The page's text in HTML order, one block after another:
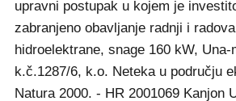
upravni postupak u kojem je
zabranjeno obavljanje radnji i
hidroelektrane, snage 160 kW, Una-
k.č.1287/6, k.o. Neteka u području
Natura 2000. - HR 2001069 Kanjon